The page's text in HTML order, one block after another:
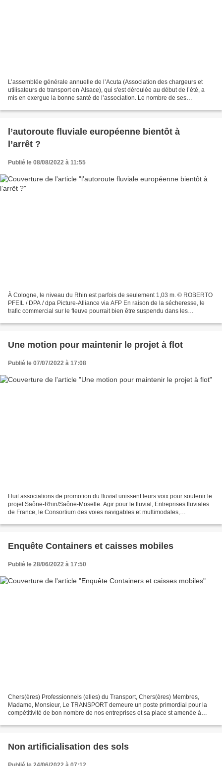
L’assemblée générale annuelle de l’Acuta (Association des chargeurs et
utilisateurs de transport en Alsace), qui s'est déroulée au début de l’été, a
mis en exergue la bonne santé de l’association. Le nombre de ses
l’autoroute fluviale européenne bientôt à
l’arrêt ?
Publié le 08/08/2022 à 11:55
À Cologne, le niveau du Rhin est parfois de seulement 1,03 m. © ROBERTO
PFEIL / DPA / dpa Picture-Alliance via AFP En raison de la sécheresse, le
trafic commercial sur le fleuve pourrait bien être suspendu dans les
Une motion pour maintenir le projet à flot
Publié le 07/07/2022 à 17:08
Huit associations de promotion du fluvial unissent leurs voix pour soutenir le
projet Saône-Rhin/Saône-Moselle. Agir pour le fluvial, Entreprises fluviales
de France, le Consortium des voies navigables et multimodales,
Enquête Containers et caisses mobiles
Publié le 28/06/2022 à 17:50
Chers(ères) Professionnels (elles) du Transport, Chers(ères) Membres,
Madame, Monsieur, Le TRANSPORT demeure un poste primordial pour la
compétitivité de bon nombre de nos entreprises et sa place st amenée à
Non artificialisation des sols